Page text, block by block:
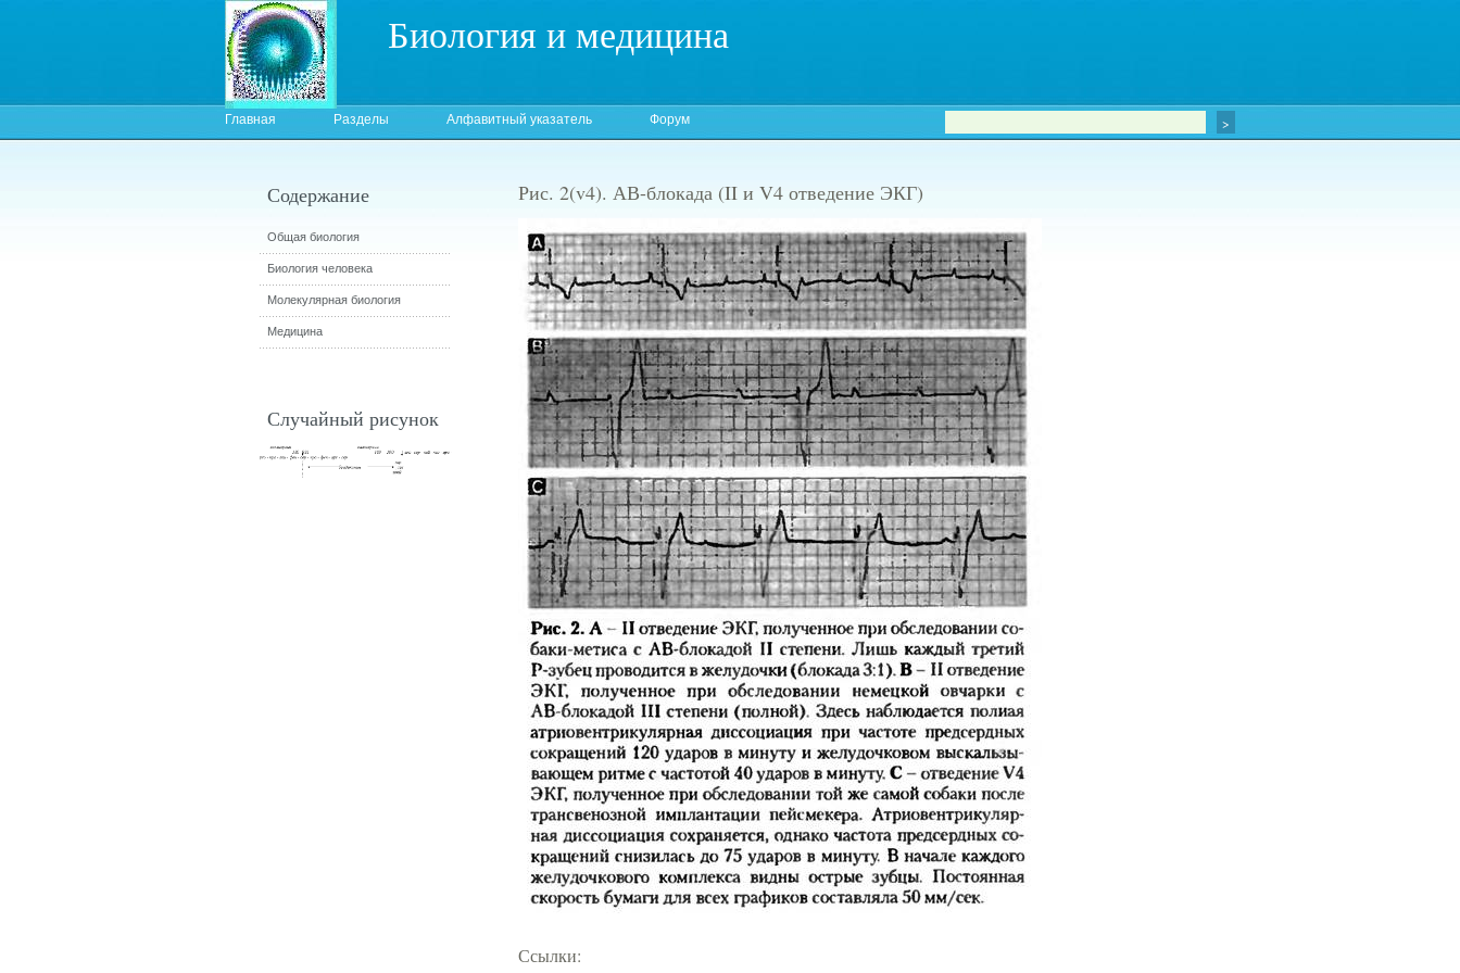
Биология и медицина
Главная Разделы Алфавитный указатель Форум
Рис. 2(v4). АВ-блокада (II и V4 отведение ЭКГ)
Ссылки:
Содержание
Общая биология
Биология человека
Молекулярная биология
Медицина
Случайный рисунок